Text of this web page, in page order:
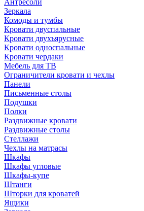
Зеркала
Комоды и тумбы
Кровати двуспальные
Кровати двухъярусные
Кровати односпальные
Кровати чердаки
Мебель для ТВ
Ограничители кровати и чехлы
Панели
Письменные столы
Подушки
Полки
Раздвижные кровати
Раздвижные столы
Стеллажи
Чехлы на матрасы
Шкафы
Шкафы угловые
Шкафы-купе
Штанги
Шторки для кроватей
Ящики